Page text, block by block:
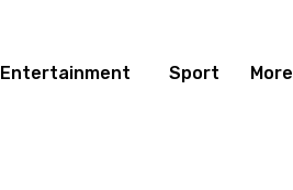
Entertainment Sport More